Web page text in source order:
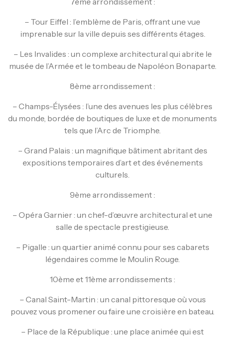
– Tour Eiffel : l’emblème de Paris, offrant une vue
imprenable sur la ville depuis ses différents étages.
– Les Invalides : un complexe architectural qui abrite le
musée de l’Armée et le tombeau de Napoléon Bonaparte.
8ème arrondissement :
– Champs-Élysées : l’une des avenues les plus célèbres
du monde, bordée de boutiques de luxe et de monuments
tels que l’Arc de Triomphe.
– Grand Palais : un magnifique bâtiment abritant des
expositions temporaires d’art et des événements
culturels.
9ème arrondissement :
– Opéra Garnier : un chef-d’œuvre architectural et une
salle de spectacle prestigieuse.
– Pigalle : un quartier animé connu pour ses cabarets
légendaires comme le Moulin Rouge.
10ème et 11ème arrondissements :
– Canal Saint-Martin : un canal pittoresque où vous
pouvez vous promener ou faire une croisière en bateau.
– Place de la République : une place animée qui est